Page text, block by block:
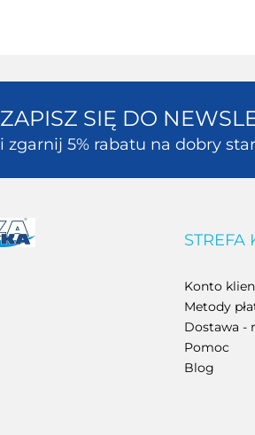
ZAPISZ SIĘ DO
i zgarnij 5% rabatu na dobry
STREFA
Konto
Metody
Dostawa -
Pomoc
Blog